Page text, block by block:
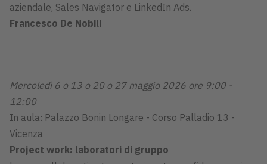
aziendale, Sales Navigator e LinkedIn Ads.
Francesco De Nobili
Mercoledì 6 o 13 o 20 o 27 maggio 2026 ore 9:00 -
12:00
In aula : Palazzo Bonin Longare - Corso Palladio 13 -
Vicenza
Project work: laboratori di gruppo